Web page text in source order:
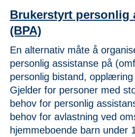
Brukerstyrt personlig
(BPA)
En alternativ måte å
personlig assistanse på
personlig bistand,
Gjelder for personer med
behov for personlig
behov for avlastning ved
hjemmeboende barn under